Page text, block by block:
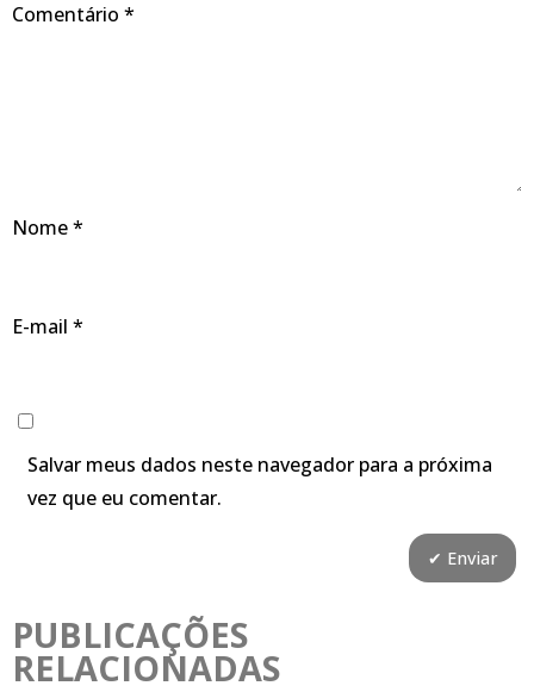
Comentário *
Nome*
E-mail *
Salvar meus dados neste navegador para a próxima
vez que eu comentar.
PUBLICAÇÕES
RELACIONADAS